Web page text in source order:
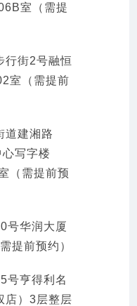
室（需提
行街2号融恒
室（需提前
道建湘路
写字楼
（需提前预
号华润大厦
提前预约）
号亨得利名
店）3层整层